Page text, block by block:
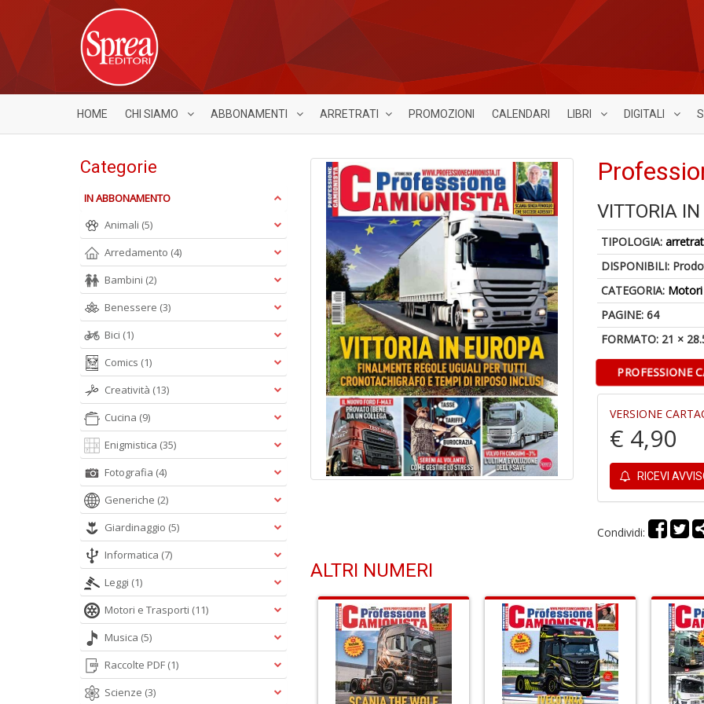
HOME CHI SIAMO ABBONAMENTI ARRETRATI PROMOZIONI CALENDARI LIBRI DIGITALI
VITTORIA IN
TIPOLOGIA:
DISPONIBILI:
CATEGORIA:
PAGINE: 64
FORMATO: 21 ×
PROFESSIONE
VERSIONE
€ 4,90
RICEVI
Condividi:
ALTRI NUMERI
Categorie
IN ABBONAMENTO
Animali (5)
Arredamento (4)
Bambini (2)
Benessere (3)
Bici (1)
Comics (1)
Creatività (13)
Cucina (9)
Enigmistica (35)
Fotografia (4)
Generiche (2)
Giardinaggio (5)
Informatica (7)
Leggi (1)
Motori e Trasporti (11)
Musica (5)
Raccolte PDF (1)
Scienze (3)